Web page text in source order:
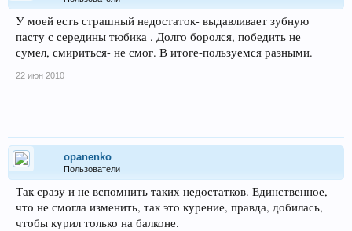
У моей есть страшный недостаток- выдавливает зубную
пасту с середины тюбика . Долго боролся, победить не
сумел, смириться- не смог. В итоге-пользуемся разными.
22 июн 2010
opanenko
Пользователи
Так сразу и не вспомнить таких недостатков. Единственное,
что не смогла изменить, так это курение, правда, добилась,
чтобы курил только на балконе.